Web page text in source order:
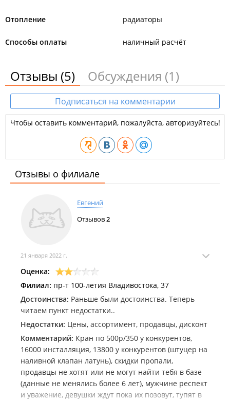
Отопление радиаторы
Способы оплаты наличный расчёт
Отзывы (5) Обсуждения (1)
Подписаться на комментарии
Чтобы оставить комментарий, пожалуйста, авторизуйтесь!
Отзывы о филиале
Евгений
Отзывов2
21 января 2022 г.
Оценка:
Филиал: пр-т 100-летия Владивостока, 37
Достоинства: Раньше были достоинства. Теперь
читаем пункт недостатки..
Недостатки: Цены, ассортимент, продавцы, дисконт
Комментарий: Кран по 500р/350 у конкурентов,
16000 инсталляция, 13800 у конкурентов (штуцер на
наливной клапан латунь), скидки пропали,
продавцы не хотят или не могут найти тебя в базе
(данные не менялись более 6 лет), мужчине респект
и уважение, девушки ждут пока их позовут, тупят в